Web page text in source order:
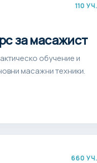
110
за масажист
обучение и
масажни техники.
660